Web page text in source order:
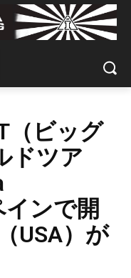
（ビッグ
ドツア
インで開
USA）が